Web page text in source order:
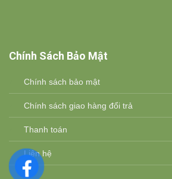
Chính Sách Bảo Mật
Chính sách bảo mật
Chính sách giao hàng đổi trả
Thanh toán
Liên hệ